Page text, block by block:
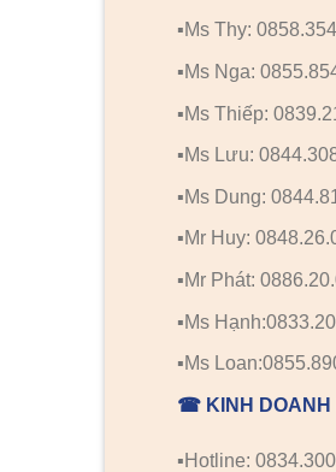
▪️Ms Thy:
▪️Ms Nga:
▪️Ms Thiếp:
▪️Ms Lưu:
▪️Ms Dung:
▪️Mr Huy:
▪️Mr Phát:
▪️Ms
▪️Ms
☎ KINH DOANH
▪️Hotline: